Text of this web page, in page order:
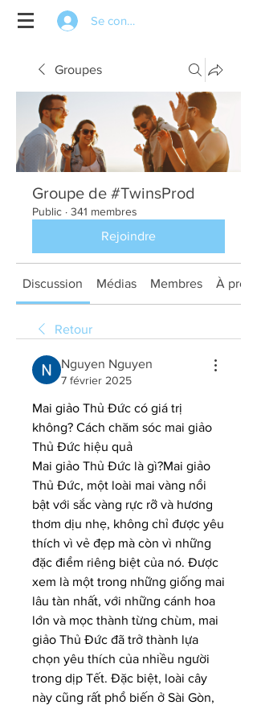
Se connecter
Groupes
Groupe de #TwinsProd
Public · 341 membres
Rejoindre
Discussion Médias Membres À
Retour
Nguyen Nguyen
7 février 2025
Mai giảo Thủ Đức có giá trị
không? Cách chăm sóc mai giảo
Thủ Đức hiệu quả
Mai giảo Thủ Đức là gì?Mai giảo
Thủ Đức, một loài mai vàng nổi
bật với sắc vàng rực rỡ và hương
thơm dịu nhẹ, không chỉ được yêu
thích vì vẻ đẹp mà còn vì những
đặc điểm riêng biệt của nó. Được
xem là một trong những giống mai
lâu tàn nhất, với những cánh hoa
lớn và mọc thành từng chùm, mai
giảo Thủ Đức đã trở thành lựa
chọn yêu thích của nhiều người
trong dịp Tết. Đặc biệt, loài cây
này cũng rất phổ biến ở Sài Gòn,